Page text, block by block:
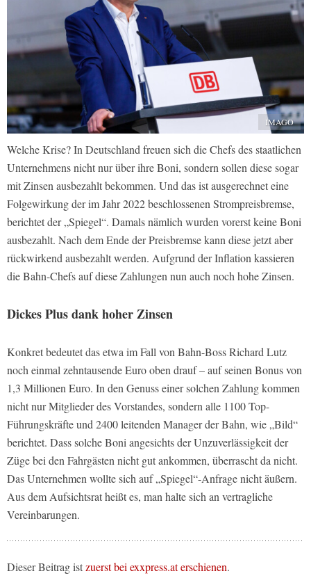
IMAGO
Welche Krise? In Deutschland freuen sich die Chefs des staatlichen
Unternehmens nicht nur über ihre Boni, sondern sollen diese sogar
mit Zinsen ausbezahlt bekommen. Und das ist ausgerechnet eine
Folgewirkung der im Jahr 2022 beschlossenen Strompreisbremse,
berichtet der „Spiegel“. Damals nämlich wurden vorerst keine Boni
ausbezahlt. Nach dem Ende der Preisbremse kann diese jetzt aber
rückwirkend ausbezahlt werden. Aufgrund der Inflation kassieren
die Bahn-Chefs auf diese Zahlungen nun auch noch hohe Zinsen.
Dickes Plus dank hoher Zinsen
Konkret bedeutet das etwa im Fall von Bahn-Boss Richard Lutz
noch einmal zehntausende Euro oben drauf – auf seinen Bonus von
1,3 Millionen Euro. In den Genuss einer solchen Zahlung kommen
nicht nur Mitglieder des Vorstandes, sondern alle 1100 Top-
Führungskräfte und 2400 leitenden Manager der Bahn, wie „Bild“
berichtet. Dass solche Boni angesichts der Unzuverlässigkeit der
Züge bei den Fahrgästen nicht gut ankommen, überrascht da nicht.
Das Unternehmen wollte sich auf „Spiegel“-Anfrage nicht äußern.
Aus dem Aufsichtsrat heißt es, man halte sich an vertragliche
Vereinbarungen.
Dieser Beitrag istzuerst bei exxpress.at erschienen.